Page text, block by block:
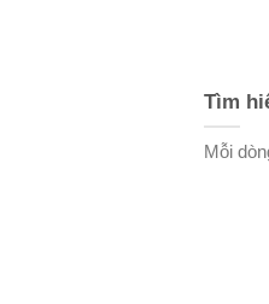
Tìm
Mỗi